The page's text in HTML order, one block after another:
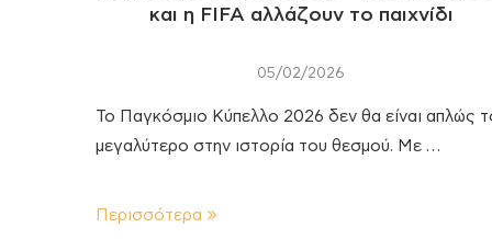
και η FIFA αλλάζουν το παιχνίδι
05/02/2026
Το Παγκόσμιο Κύπελλο 2026 δεν θα είναι απλώς
μεγαλύτερο στην ιστορία του θεσμού. Με …
Περισσότερα